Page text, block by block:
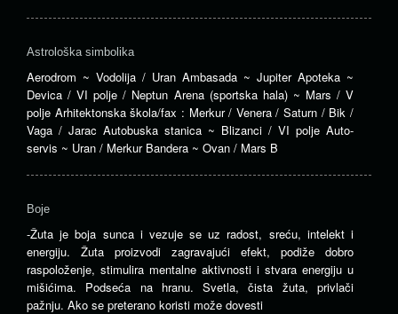
Astrološka simbolika
Aerodrom ~ Vodolija / Uran Ambasada ~ Jupiter Apoteka ~
Devica / VI polje / Neptun Arena (sportska hala) ~ Mars / V
polje Arhitektonska škola/fax : Merkur / Venera / Saturn / Bik /
Vaga / Jarac Autobuska stanica ~ Blizanci / VI polje Auto-
servis ~ Uran / Merkur Bandera ~ Ovan / Mars B
Boje
-Žuta je boja sunca i vezuje se uz radost, sreću, intelekt i
energiju. Žuta proizvodi zagravajući efekt, podiže dobro
raspoloženje, stimulira mentalne aktivnosti i stvara energiju u
mišićima. Podseća na hranu. Svetla, čista žuta, privlači
pažnju. Ako se preterano koristi može dovesti